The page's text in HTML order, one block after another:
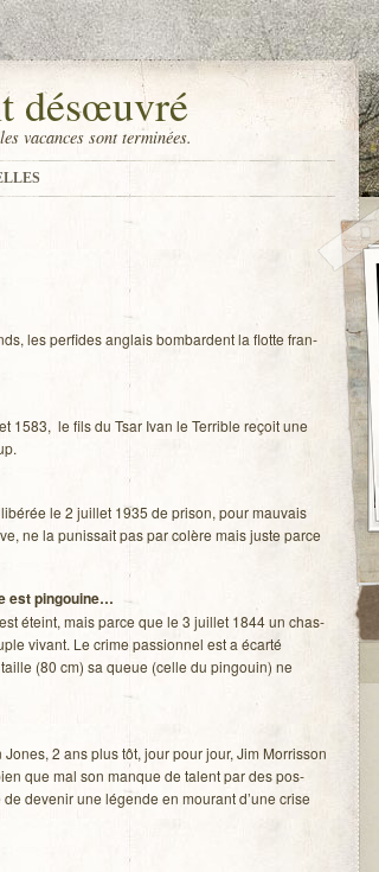
désœuvré
vacances sont terminées.
les per­fides anglais bom­bardent la flotte fran­
1583, le fils du Tsar Ivan le Ter­rible reçoit une
le 2 juillet 1935 de pri­son, pour mau­vais
ne la punis­sait pas par colère mais juste parce
est pin­gouine…
éteint, mais parce que le 3 juillet 1844 un chas­
vivant. Le crime pas­sion­nel est a écarté
(80 cm) sa queue (celle du pin­gouin) ne
2 ans plus tôt, jour pour jour, Jim Mor­ris­son
que mal son manque de talent par des pos­
deve­nir une légende en mou­rant d’une crise